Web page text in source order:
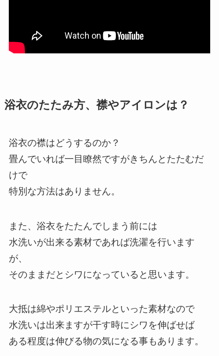
浴衣のたたみ方、襟やアイロンは？
浴衣の襟はどうするのか？
畳んでいれば一目瞭然ですがきちんとたたむだ
けで
特別な方法はありません。
また、浴衣をたたんでしまう前には
水洗いが出来る素材であれば洗濯を行います
が、
そのままだとシワになっていると思います。
大抵は綿やポリエステルといった素材なので
水洗いは出来ますが干す時にシワを伸ばせば
ある程度は伸びる物の気になる事もあります。